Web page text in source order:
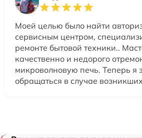
Моей целью было найти
сервисным центром,
ремонте бытовой техники..
качественно и недорого
микроволновую печь. Теперь я
обращаться в случае